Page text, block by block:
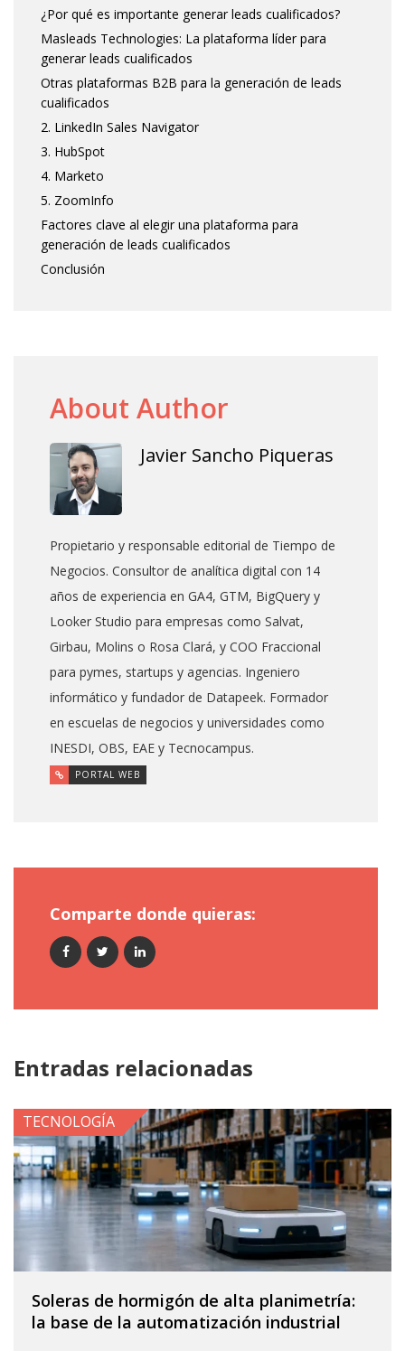
¿Por qué es importante generar leads cualificados?
Masleads Technologies: La plataforma líder para
generar leads cualificados
Otras plataformas B2B para la generación de leads
cualificados
2. LinkedIn Sales Navigator
3. HubSpot
4. Marketo
5. ZoomInfo
Factores clave al elegir una plataforma para
generación de leads cualificados
Conclusión
About Author
Javier Sancho Piqueras
Propietario y responsable editorial de Tiempo de
Negocios. Consultor de analítica digital con 14
años de experiencia en GA4, GTM, BigQuery y
Looker Studio para empresas como Salvat,
Girbau, Molins o Rosa Clará, y COO Fraccional
para pymes, startups y agencias. Ingeniero
informático y fundador de Datapeek. Formador
en escuelas de negocios y universidades como
INESDI, OBS, EAE y Tecnocampus.
PORTAL WEB
Comparte donde quieras:
Entradas relacionadas
Soleras de hormigón de alta planimetría:
la base de la automatización industrial
TECNOLOGÍA